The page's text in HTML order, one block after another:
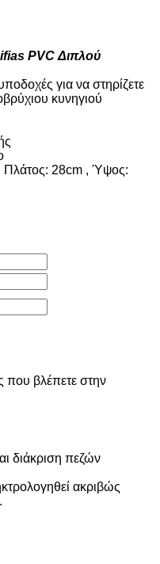
PVC Διπλού
για να στηρίζετε
κυνηγιού
Πλάτος: 28cm , Ύψος:
που βλέπετε στην
διάκριση πεζών
ακριβώς